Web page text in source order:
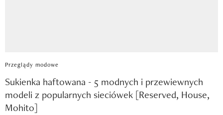
Przeglądy modowe
Sukienka haftowana - 5 modnych i przewiewnych
modeli z popularnych sieciówek [Reserved, House,
Mohito]